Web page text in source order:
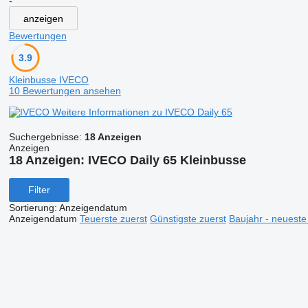
anzeigen
Bewertungen
3.9
Kleinbusse IVECO
10 Bewertungen ansehen
Weitere Informationen zu IVECO Daily 65
Suchergebnisse: 18 Anzeigen
Anzeigen
18 Anzeigen: IVECO Daily 65 Kleinbusse
Filter
Sortierung: Anzeigendatum
Anzeigendatum Teuerste zuerst Günstigste zuerst Baujahr -